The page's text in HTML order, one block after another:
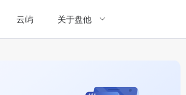
云屿 关于盘他